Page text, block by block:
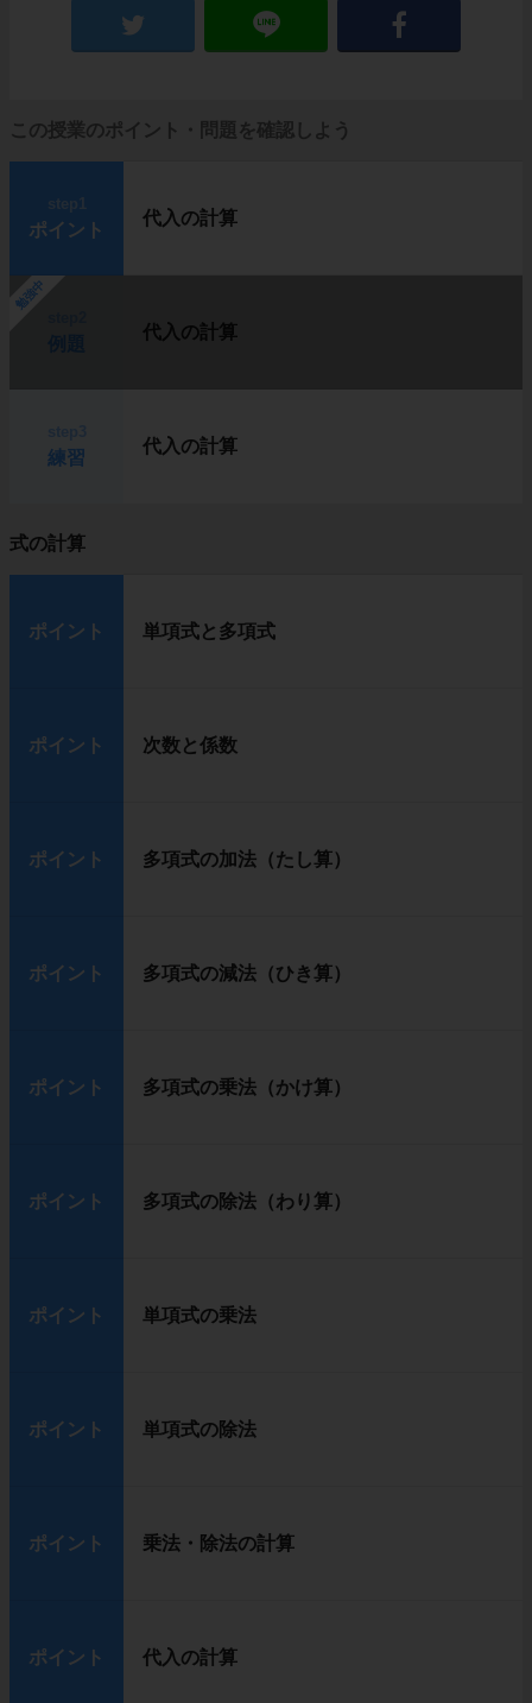
この授業のポイント・問題を確認しよう
ポイント
代入の計算
勉強中
代入の計算
練習
代入の計算
式の計算
ポイント 単項式と多項式
ポイント 次数と係数
ポイント 多項式の加法（たし算）
ポイント 多項式の減法（ひき算）
ポイント 多項式の乗法（かけ算）
ポイント 多項式の除法（わり算）
ポイント 単項式の乗法
ポイント 単項式の除法
ポイント 乗法・除法の計算
ポイント 代入の計算